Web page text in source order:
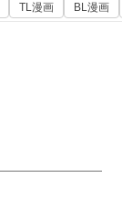
TL漫画 BL漫画